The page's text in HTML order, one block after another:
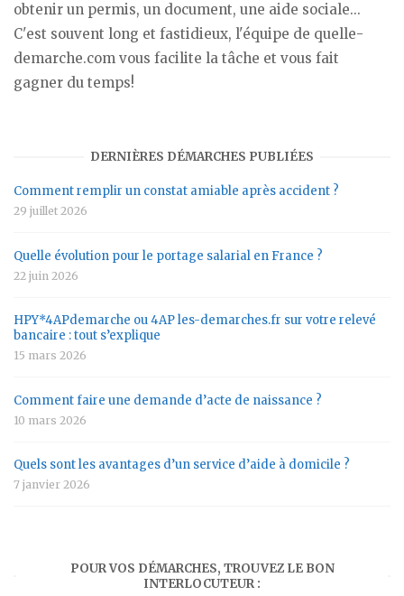
obtenir un permis, un document, une aide sociale...
C'est souvent long et fastidieux, l'équipe de quelle-
demarche.com vous facilite la tâche et vous fait
gagner du temps!
DERNIÈRES DÉMARCHES PUBLIÉES
Comment remplir un constat amiable après accident ?
29 juillet 2026
Quelle évolution pour le portage salarial en France ?
22 juin 2026
HPY*4APdemarche ou 4AP les-demarches.fr sur votre relevé
bancaire : tout s’explique
15 mars 2026
Comment faire une demande d’acte de naissance ?
10 mars 2026
Quels sont les avantages d’un service d’aide à domicile ?
7 janvier 2026
POUR VOS DÉMARCHES, TROUVEZ LE BON
INTERLOCUTEUR :